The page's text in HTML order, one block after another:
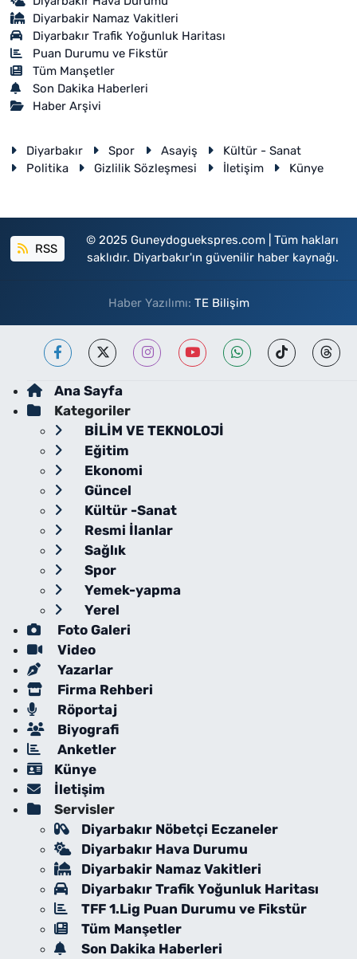
Diyarbakir Namaz Vakitleri
Diyarbakır Trafik Yoğunluk Haritası
Puan Durumu ve Fikstür
Tüm Manşetler
Son Dakika Haberleri
Haber Arşivi
Diyarbakır Spor Asayiş
Kültür - Sanat
Politika
Gizlilik Sözleşmesi İletişim Künye
RSS
© 2025 Guneydoguekspres.com | Tüm hakları
saklıdır. Diyarbakır'ın güvenilir haber kaynağı.
Haber Yazılımı: TE Bilişim
Ana Sayfa
Kategoriler
BİLİM VE TEKNOLOJİ
Eğitim
Ekonomi
Güncel
Kültür -Sanat
Resmi İlanlar
Sağlık
Spor
Yemek-yapma
Yerel
Foto Galeri
Video
Yazarlar
Firma Rehberi
Röportaj
Biyografi
Anketler
Künye
İletişim
Servisler
Diyarbakır Nöbetçi Eczaneler
Diyarbakır Hava Durumu
Diyarbakir Namaz Vakitleri
Diyarbakır Trafik Yoğunluk Haritası
TFF 1.Lig Puan Durumu ve Fikstür
Tüm Manşetler
Son Dakika Haberleri